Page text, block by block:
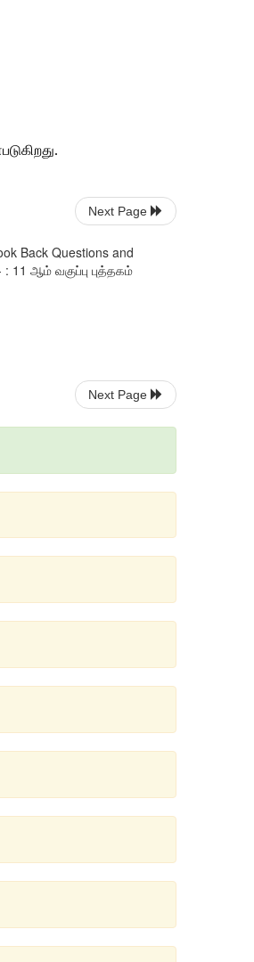
.
Next Page
Back Questions and
11 ஆம் வகுப்பு புத்தகம்
Next Page